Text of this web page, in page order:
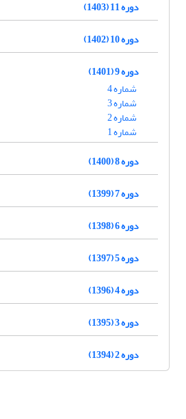
دوره 11 (1403)
دوره 10 (1402)
دوره 9 (1401)
شماره 4
شماره 3
شماره 2
شماره 1
دوره 8 (1400)
دوره 7 (1399)
دوره 6 (1398)
دوره 5 (1397)
دوره 4 (1396)
دوره 3 (1395)
دوره 2 (1394)